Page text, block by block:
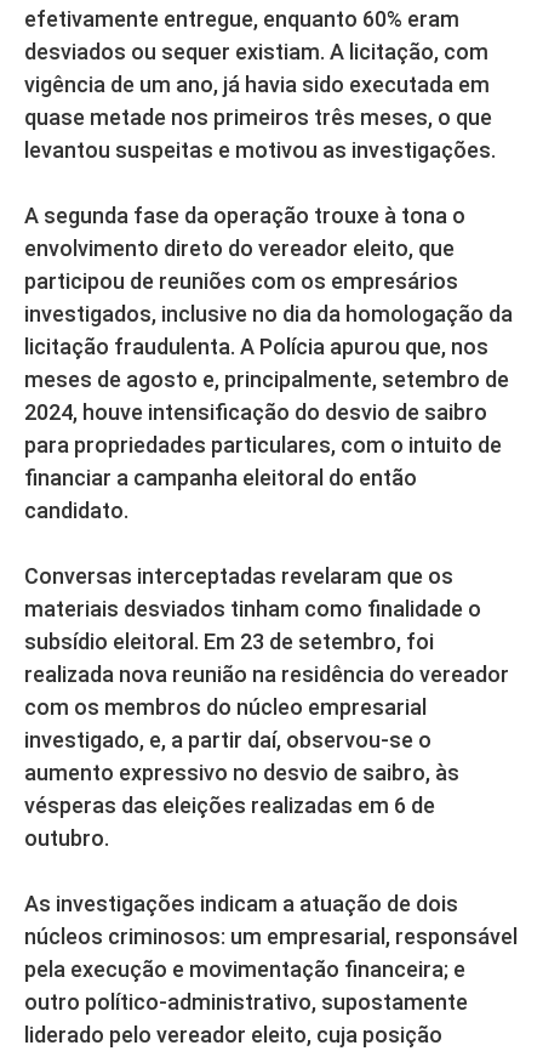
efetivamente entregue, enquanto 60% eram
desviados ou sequer existiam. A licitação, com
vigência de um ano, já havia sido executada em
quase metade nos primeiros três meses, o que
levantou suspeitas e motivou as investigações.
A segunda fase da operação trouxe à tona o
envolvimento direto do vereador eleito, que
participou de reuniões com os empresários
investigados, inclusive no dia da homologação da
licitação fraudulenta. A Polícia apurou que, nos
meses de agosto e, principalmente, setembro de
2024, houve intensificação do desvio de saibro
para propriedades particulares, com o intuito de
financiar a campanha eleitoral do então
candidato.
Conversas interceptadas revelaram que os
materiais desviados tinham como finalidade o
subsídio eleitoral. Em 23 de setembro, foi
realizada nova reunião na residência do vereador
com os membros do núcleo empresarial
investigado, e, a partir daí, observou-se o
aumento expressivo no desvio de saibro, às
vésperas das eleições realizadas em 6 de
outubro.
As investigações indicam a atuação de dois
núcleos criminosos: um empresarial, responsável
pela execução e movimentação financeira; e
outro político-administrativo, supostamente
liderado pelo vereador eleito, cuja posição